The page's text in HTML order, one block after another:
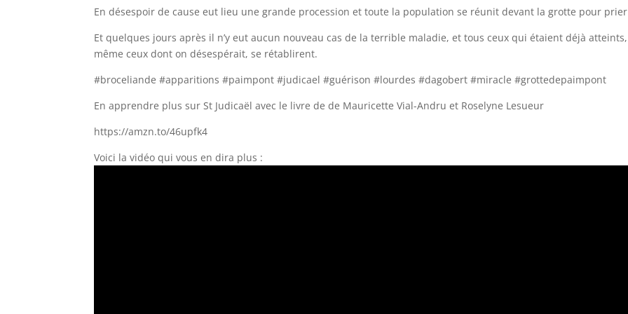
En désespoir de cause eut lieu une grande procession et toute la population se réunit devant la grotte pour
Et quelques jours après il n’y eut aucun nouveau cas de la terrible maladie, et tous ceux qui étaient déjà atteints,
même ceux dont on désespérait, se rétablirent.
#broceliande #apparitions #paimpont #judicael #guérison #lourdes #dagobert #miracle #grottedepaimpont
En apprendre plus sur St Judicaël avec le livre de de Mauricette Vial-Andru et Roselyne Lesueur
https://amzn.to/46upfk4
Voici la vidéo qui vous en dira plus :